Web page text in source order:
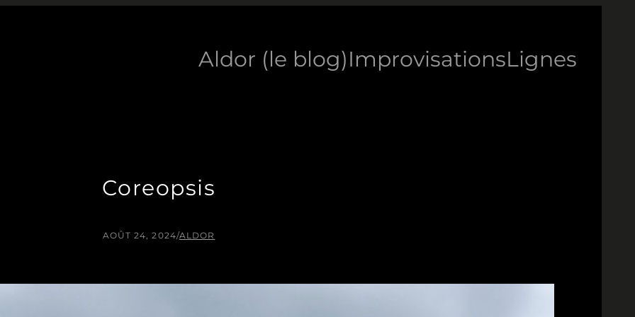
Aldor (le blog)ImprovisationsLignes
Coreopsis
AOÛT 24, 2024/ALDOR